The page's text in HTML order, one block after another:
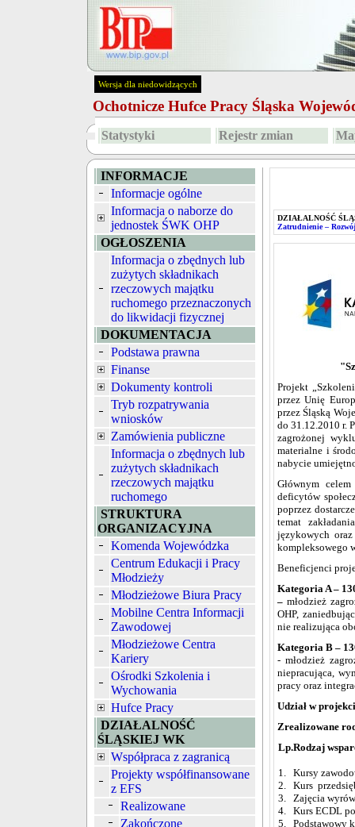
Wersja dla niedowidzących
Ochotnicze Hufce Pracy Śląska
Statystyki Rejestr zmian
INFORMACJE
Informacje ogólne
Informacja o naborze do
jednostek ŚWK OHP
OGŁOSZENIA
Informacja o zbędnych lub
zużytych składnikach
rzeczowych majątku
ruchomego przeznaczonych
do likwidacji fizycznej
DOKUMENTACJA
Podstawa prawna
Finanse
Dokumenty kontroli
Tryb rozpatrywania
wniosków
Zamówienia publiczne
Informacja o zbędnych lub
zużytych składnikach
rzeczowych majątku
ruchomego
STRUKTURA
ORGANIZACYJNA
Komenda Wojewódzka
Centrum Edukacji i Pracy
Młodzieży
Młodzieżowe Biura Pracy
Mobilne Centra Informacji
Zawodowej
Młodzieżowe Centra
Kariery
Ośrodki Szkolenia i
Wychowania
Hufce Pracy
DZIAŁALNOŚĆ
ŚLĄSKIEJ WK
Współpraca z zagranicą
Projekty współfinansowane
z EFS
Realizowane
Zakończone
DZIAŁALNOŚĆ
Zatrudnienie –
Projekt
przez Unię
przez Śląską
do 31.12.2010 r.
zagrożonej
materialne i
nabycie
Głównym
deficytów
poprzez
temat
językowych
kompleksowego
Beneficjenci
Kategoria A –
–młodzież
OHP,
nie realizująca
Kategoria B –
- młodzież
niepracująca,
pracy oraz
Udział w
Zrealizowane
Lp.Rodzaj
1. Kursy
2. Kurs
3. Zajęcia
4. Kurs ECDL
5. Podstawowy